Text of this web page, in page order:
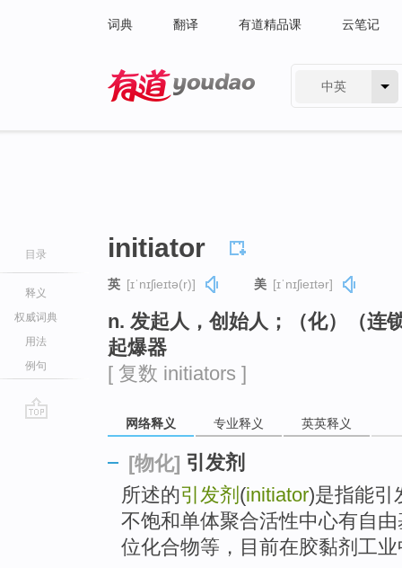
词典 翻译 有道精品课 云笔记
中英
目录
释义
权威词典
用法
例句
initiator
英 [ɪˈnɪʃieɪtə(r)] 美 [ɪˈnɪʃieɪtər]
n. 发起人，创始人；（化）（连
起爆器
[ 复数 initiators ]
网络释义 专业释义 英英释义
[物化] 引发剂
所述的引发剂 (initiator)是指能引
不饱和单体聚合活性中心有自
位化合物等，目前在胶黏剂工